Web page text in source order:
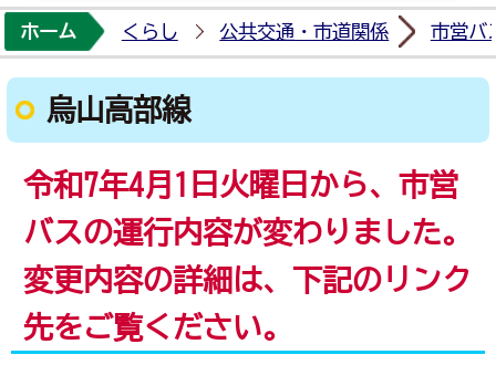
ホーム くらし 公共交通・市道関係 市営バ
烏山高部線
令和7年4月1日火曜日 から、市営
バスの運行内容が変わりました。
変更内容の詳細は、下記のリンク
先をご覧ください。